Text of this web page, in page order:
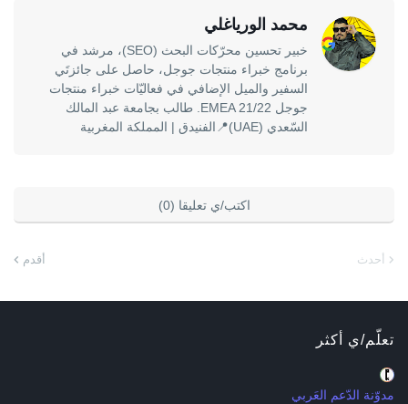
محمد الورياغلي
خبير تحسين محرّكات البحث (SEO)، مرشد في
برنامج خبراء منتجات جوجل، حاصل على جائزتَي
السفير والميل الإضافي في فعاليّات خبراء منتجات
جوجل EMEA 21/22. طالب بجامعة عبد المالك
السّعدي (UAE)📍الفنيدق | المملكة المغربية
اكتب/ي تعليقا (0)
أحدث أقدم
تعلّم/ي أكثر
مدوّنة الدّعم العَربي